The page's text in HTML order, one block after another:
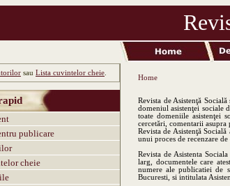
sau Lista cuvintelor cheie
publicare
cheie
Home
Revista de Asistenţă
domeniul asistenţei sociale
toate domeniile asistenţei
cercetări, comentarii
Revista de Asistenţă
unui proces de recenzare de
Revista de Asistenta
larg, documentele care
numere ale publicatiei de
Bucuresti, si intitulata